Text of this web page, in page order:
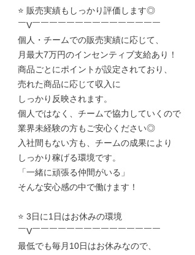
⭐ 販売実績もしっかり評価します◎
￣V￣￣￣￣￣￣￣￣￣￣￣￣￣￣￣
個人・チームでの販売実績に応じて、
月最大7万円のインセンティブ支給あり！
商品ごとにポイントが設定されており、
売れた商品に応じて収入に
しっかり反映されます。
個人ではなく、チームで協力していくので
業界未経験の方もご安心ください◎
入社間もない方も、チームの成果により
しっかり稼げる環境です。
「一緒に頑張る仲間がいる」
そんな安心感の中で働けます！
⭐ 3日に1日はお休みの環境
￣V￣￣￣￣￣￣￣￣￣￣￣￣￣￣￣
最低でも毎月10日はお休みなので、